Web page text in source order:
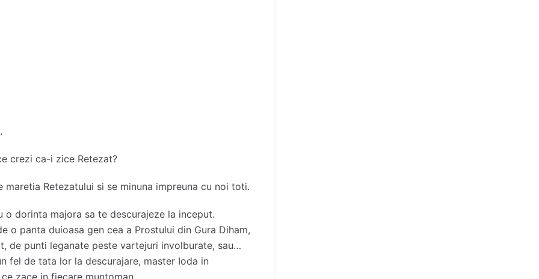
ca-i zice Retezat?
Retezatului si se minuna impreuna cu noi toti.
dorinta majora sa te descurajeze la inceput.
o panta duioasa gen cea a Prostului din Gura Diham,
de punti leganate peste vartejuri involburate, sau…
fel de tata lor la descurajare, master Ioda in
zace in fiecare muntoman.